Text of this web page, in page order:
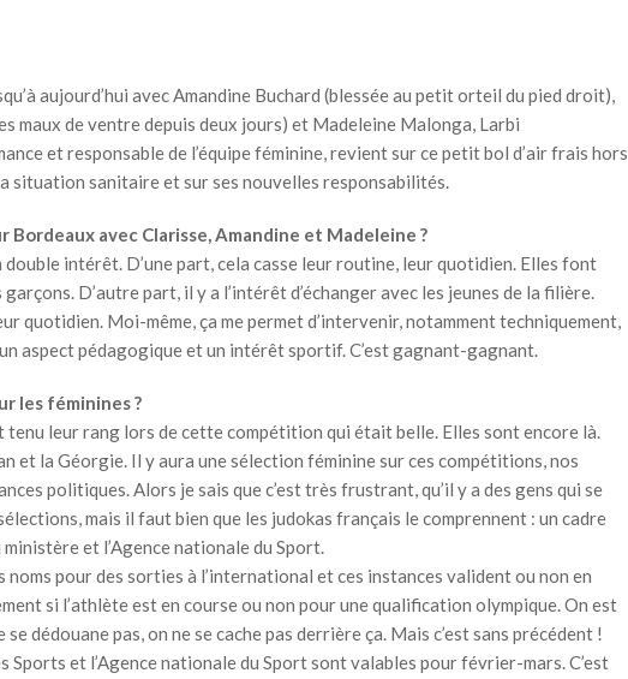
aujourd’hui avec Amandine Buchard (blessée au petit orteil du pied droit),
maux de ventre depuis deux jours) et Madeleine Malonga, Larbi
et responsable de l’équipe féminine, revient sur ce petit bol d’air frais hors
situation sanitaire et sur ses nouvelles responsabilités.
avec Clarisse, Amandine et Madeleine ?
intérêt. D’une part, cela casse leur routine, leur quotidien. Elles font
D’autre part, il y a l’intérêt d’échanger avec les jeunes de la filière.
quotidien. Moi-même, ça me permet d’intervenir, notamment techniquement,
aspect pédagogique et un intérêt sportif. C’est gagnant-gagnant.
les féminines ?
tenu leur rang lors de cette compétition qui était belle. Elles sont encore là.
et la Géorgie. Il y aura une sélection féminine sur ces compétitions, nos
politiques. Alors je sais que c’est très frustrant, qu’il y a des gens qui se
mais il faut bien que les judokas français le comprennent : un cadre
et l’Agence nationale du Sport.
pour des sorties à l’international et ces instances valident ou non en
si l’athlète est en course ou non pour une qualification olympique. On est
dédouane pas, on ne se cache pas derrière ça. Mais c’est sans précédent !
et l’Agence nationale du Sport sont valables pour février-mars. C’est